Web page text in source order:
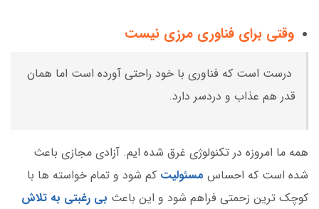
وقتی برای فناوری مرزی نیست
درست است که فناوری با خود راحتی آورده است اما همان
قدر هم عذاب و دردسر دارد.
همه ما امروزه در تکنولوژی غرق شده ایم. آزادی مجازی باعث
شده است که احساس مسئولیت کم شود و تمام خواسته ها با
کوچک ترین زحمتی فراهم شود و این باعث بی رغبتی به تلاش